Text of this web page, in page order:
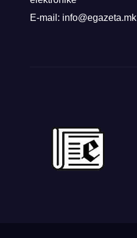
E-mail: info@egazeta.mk